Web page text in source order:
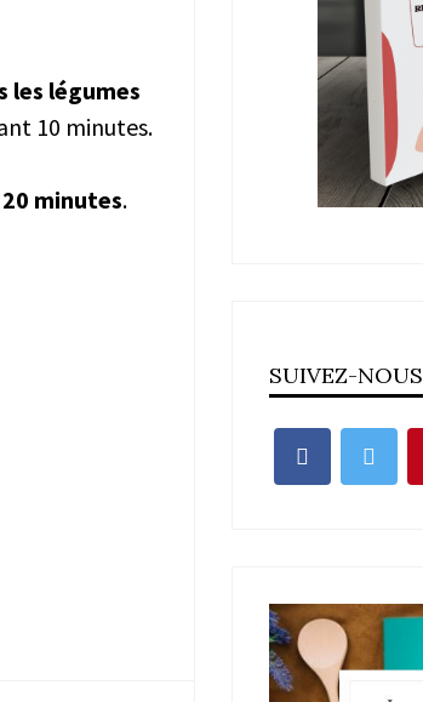
les légumes
10 minutes.
minutes.
SUIVEZ-NOUS